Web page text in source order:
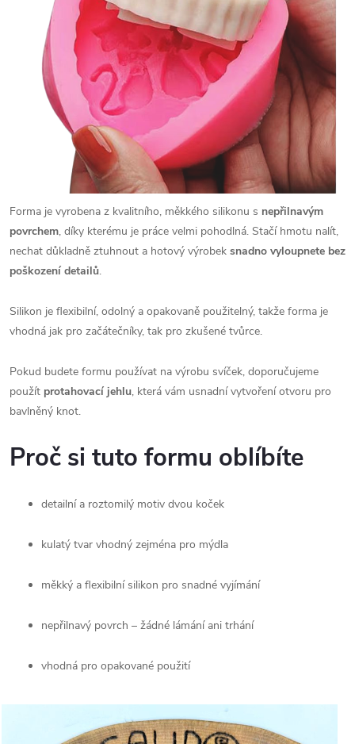
Forma je vyrobena z kvalitního, měkkého silikonu s nepřilnavým
povrchem, díky kterému je práce velmi pohodlná. Stačí hmotu nalít,
nechat důkladně ztuhnout a hotový výrobek snadno vyloupnete bez
poškození detailů.
Silikon je flexibilní, odolný a opakovaně použitelný, takže forma je
vhodná jak pro začátečníky, tak pro zkušené tvůrce.
Pokud budete formu používat na výrobu svíček, doporučujeme
použít protahovací jehlu, která vám usnadní vytvoření otvoru pro
bavlněný knot.
Proč si tuto formu oblíbíte
detailní a roztomilý motiv dvou koček
kulatý tvar vhodný zejména pro mýdla
měkký a flexibilní silikon pro snadné vyjímání
nepřilnavý povrch – žádné lámání ani trhání
vhodná pro opakované použití